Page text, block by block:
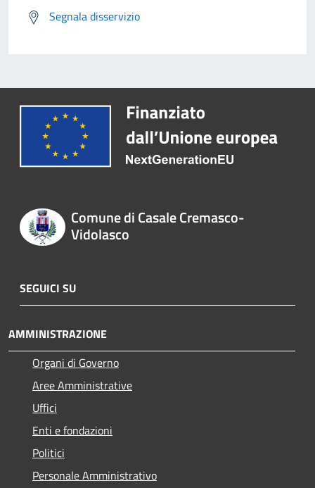
Segnala disservizio
Comune di Casale Cremasco-
Vidolasco
SEGUICI SU
AMMINISTRAZIONE
Organi di Governo
Aree Amministrative
Uffici
Enti e fondazioni
Politici
Personale Amministrativo